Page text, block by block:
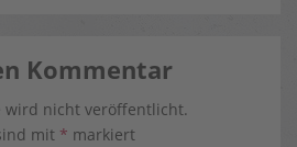
Kommentar
wird nicht veröffentlicht.
mit * markiert